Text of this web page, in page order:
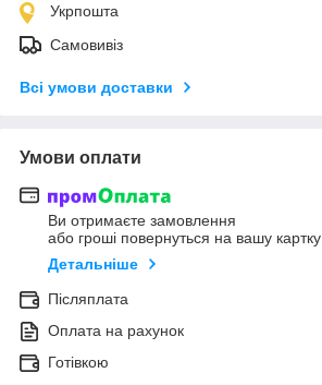
Укрпошта
Самовивіз
Всі умови доставки
Умови оплати
Ви отримаєте замовлення
або гроші повернуться на вашу картку
Детальніше
Післяплата
Оплата на рахунок
Готівкою